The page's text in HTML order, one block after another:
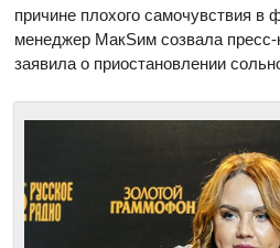
причине плохого самочувствия в
менеджер МакSим созвала
заявила о приостановлении